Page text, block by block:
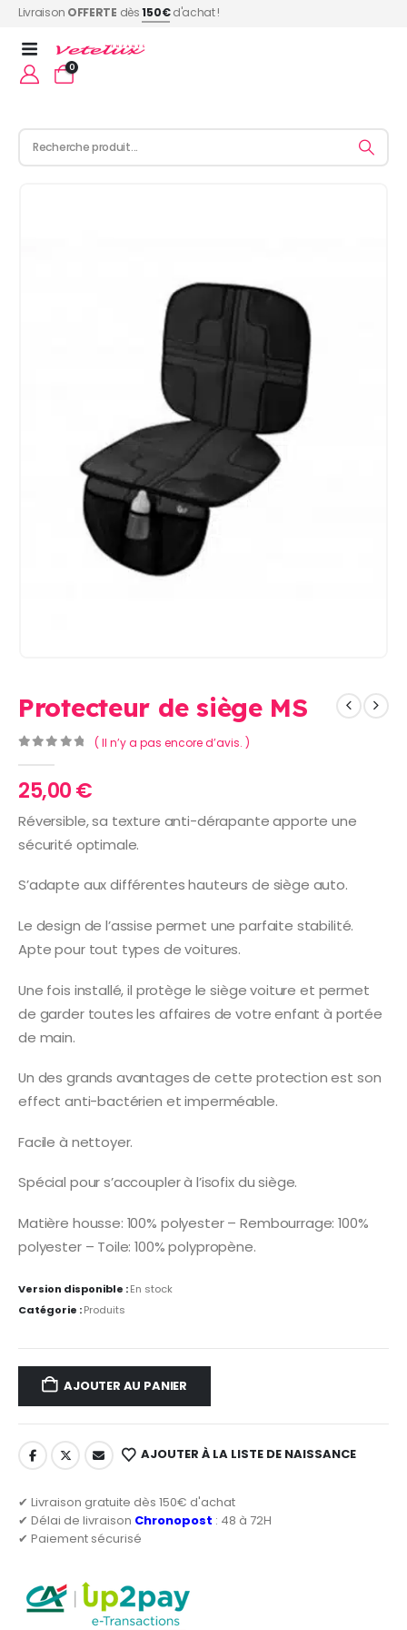
Livraison OFFERTE dès150€d'achat !
0
Protecteur de siège MS
( Il n’y a pas encore d’avis. )
25,00€
Réversible, sa texture anti-dérapante apporte une
sécurité optimale.
S’adapte aux différentes hauteurs de siège auto.
Le design de l’assise permet une parfaite stabilité.
Apte pour tout types de voitures.
Une fois installé, il protège le siège voiture et permet
de garder toutes les affaires de votre enfant à portée
de main.
Un des grands avantages de cette protection est son
effect anti-bactérien et imperméable.
Facile à nettoyer.
Spécial pour s’accoupler à l’isofix du siège.
Matière housse: 100% polyester – Rembourrage: 100%
polyester – Toile: 100% polypropène.
Version disponible :En stock
Catégorie :Produits
AJOUTER AU PANIER
AJOUTER À LA LISTE DE NAISSANCE
✔ Livraison gratuite dès 150€ d'achat
✔ Délai de livraison Chronopost : 48 à 72H
✔ Paiement sécurisé